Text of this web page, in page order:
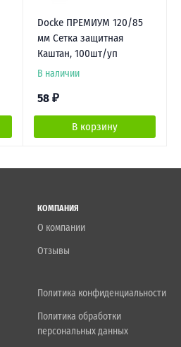
Docke ПРЕМИУМ 120/85
мм Сетка защитная
Каштан, 100шт/уп
В наличии
58 ₽
В корзину
КОМПАНИЯ
О компании
Отзывы
Политика конфиденциальности
Политика обработки
персональных данных